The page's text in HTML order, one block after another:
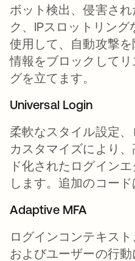
ボット検出、侵害さ
ク、IPスロットリン
使用して、自動攻撃
情報をブロックして
グを立てます。
Universal Login
柔軟なスタイル設定、
カスタマイズにより
ド化されたログイン
します。追加のコード
Adaptive MFA
ログインコンテキスト
およびユーザーの行